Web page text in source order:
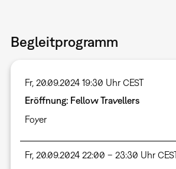
Begleitprogramm
Fr, 20.09.2024 19:30 Uhr CEST
Eröffnung: Fellow Travellers
Foyer
Fr, 20.09.2024 22:00 – 23:30 Uhr